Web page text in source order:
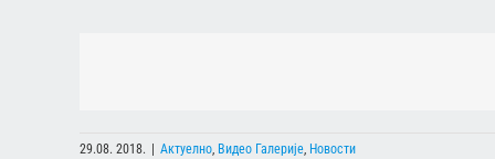
29.08. 2018. Актуелно, Видео Галерије, Новости